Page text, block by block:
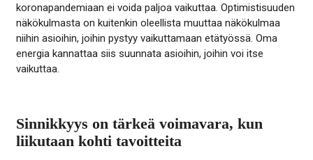
koronapandemiaan ei voida paljoa vaikuttaa. Optimistisuuden
näkökulmasta on kuitenkin oleellista muuttaa näkökulmaa
niihin asioihin, joihin pystyy vaikuttamaan etätyössä. Oma
energia kannattaa siis suunnata asioihin, joihin voi itse
vaikuttaa.
Sinnikkyys on tärkeä voimavara, kun
liikutaan kohti tavoitteita